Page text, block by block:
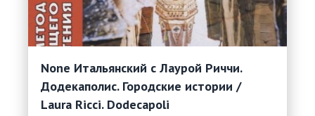
None Итальянский с Лаурой Риччи.
Додекаполис. Городские истории /
Laura Ricci. Dodecapoli